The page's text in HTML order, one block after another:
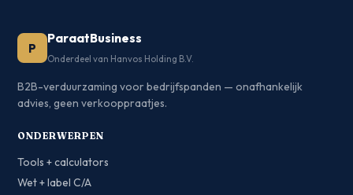
P
ParaatBusiness
Onderdeel van Hanvos Holding B.V.
B2B-verduurzaming voor bedrijfspanden — onafhankelijk
advies, geen verkooppraatjes.
ONDERWERPEN
Tools + calculators
Wet + label C/A